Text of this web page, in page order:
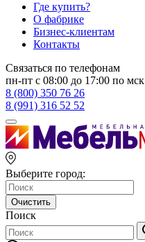
Где купить?
О фабрике
Бизнес-клиентам
Контакты
Связаться по телефонам
пн-пт с 08:00 до 17:00 по мск
8 (800) 350 76 26
8 (991) 316 52 52
Выберите город:
Очистить
Поиск